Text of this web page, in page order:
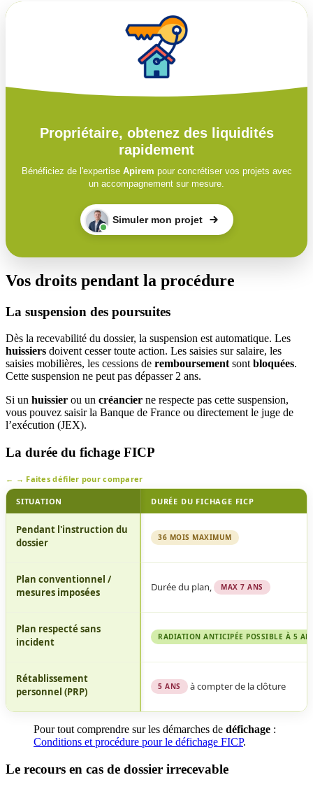
Propriétaire, obtenez des liquidités
rapidement
Bénéficiez de l'expertise Apirem pour concrétiser vos projets avec
un accompagnement sur mesure.
Simuler mon projet
Vos droits pendant la procédure
La suspension des poursuites
Dès la recevabilité du dossier, la suspension est automatique. Les
huissiers doivent cesser toute action. Les saisies sur salaire, les
saisies mobilières, les cessions de remboursementsontbloquées.
Cette suspension ne peut pas dépasser 2 ans.
Si un huissier ou un créancier ne respecte pas cette suspension,
vous pouvez saisir la Banque de France ou directement le juge de
l’exécution (JEX).
La durée du fichage FICP
Faites défiler pour comparer
du
fichage
selon
de
surendettement
SITUATION DURÉE DU FICHAGE FICP
Pendant l'instruction du
dossier
36 MOIS MAXIMUM
Plan conventionnel /
mesures imposées
Durée du plan, MAX 7 ANS
Plan respecté sans
incident
RADIATION ANTICIPÉE POSSIBLE À 5
Rétablissement
personnel (PRP)
5 ANS à compter de la clôture
Pour tout comprendre sur les démarches de défichage :
Conditions et procédure pour le défichage FICP.
Le recours en cas de dossier irrecevable